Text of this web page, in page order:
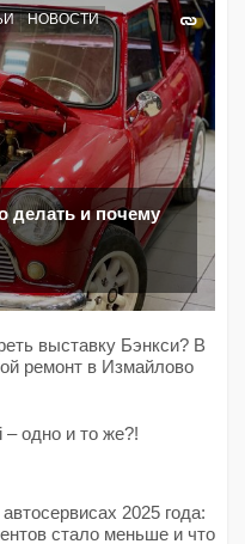
НОВОСТИ
делать и почему
выставку Бэнкси? В
ремонт в Измайлово
– одно и то же?!
2025 года:
стало меньше и что